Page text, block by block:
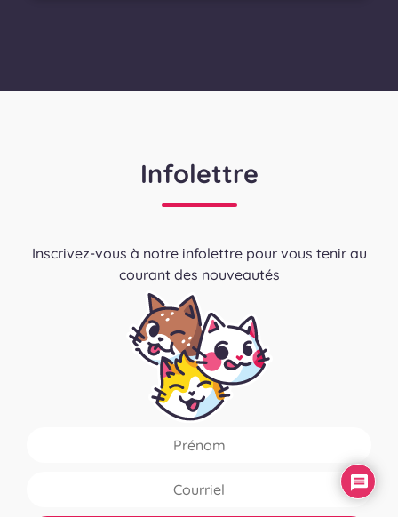
Infolettre
Inscrivez-vous à notre infolettre pour vous tenir au
courant des nouveautés